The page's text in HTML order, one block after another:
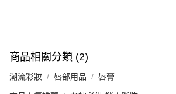
商品相關分類 (2)
潮流彩妝 唇部用品 唇膏